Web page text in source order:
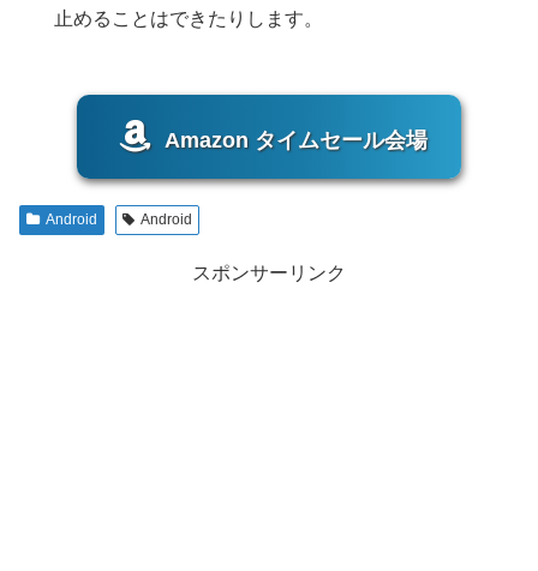
止めることはできたりします。
Amazon タイムセール会場
Android Android
スポンサーリンク